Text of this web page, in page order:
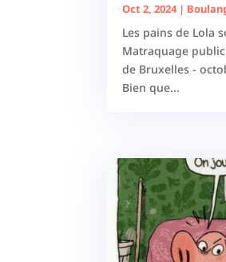
Oct 2, 2024|
Les pains de Lola
Matraquage
de Bruxelles -
Bien que...